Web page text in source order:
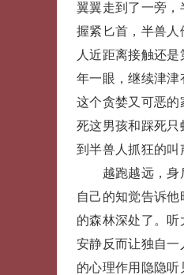
翼翼走到了一旁
握紧匕首，半兽
人近距离接触还
年一眼，继续津
这个贪婪又可恶
死这男孩和踩死
到半兽人抓狂的叫
越跑越远，身后
自己的知觉告诉
的森林深处了。听
安静反而让独自
的心理作用隐隐听